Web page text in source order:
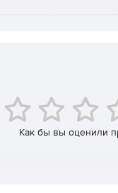
когда и почему
баз данных
Как бы вы оценили